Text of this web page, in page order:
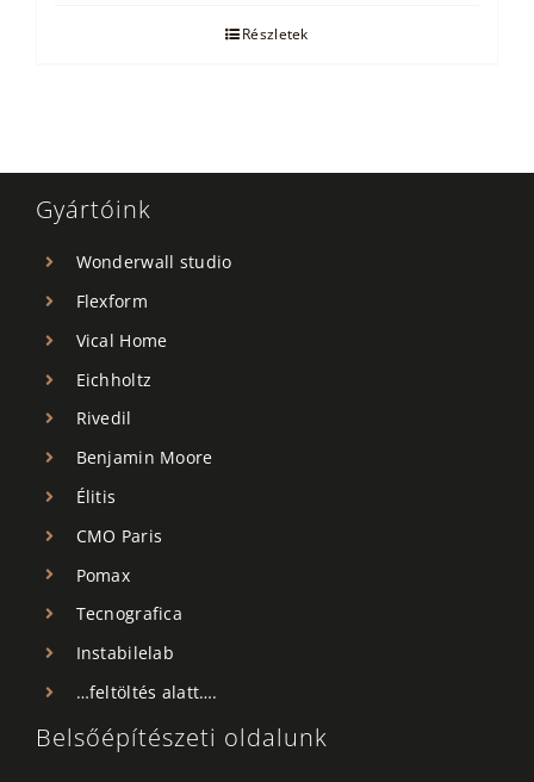
Részletek
Gyártóink
Wonderwall studio
Flexform
Vical Home
Eichholtz
Rivedil
Benjamin Moore
Élitis
CMO Paris
Pomax
Tecnografica
Instabilelab
…feltöltés alatt….
Belsőépítészeti oldalunk